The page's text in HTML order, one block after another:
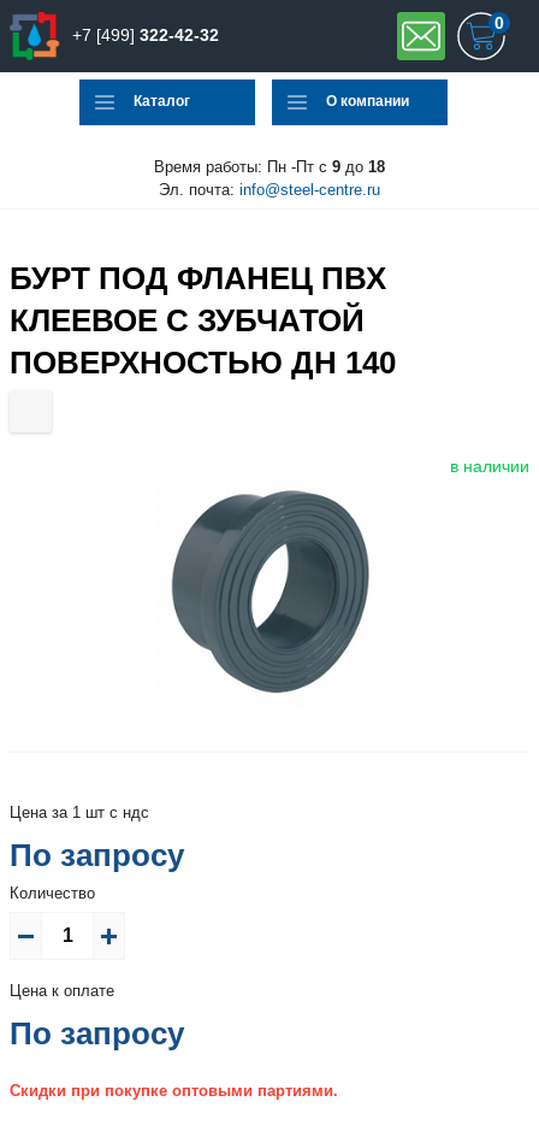
+7 [499] 322-42-32
0
Каталог О компании
Время работы: Пн -Пт с 9 до 18
Эл. почта: info@steel-centre.ru
БУРТ ПОД ФЛАНЕЦ ПВХ
КЛЕЕВОЕ С ЗУБЧАТОЙ
ПОВЕРХНОСТЬЮ ДН 140
в наличии
Цена за 1 шт с ндс
По запросу
Количество
Цена к оплате
По запросу
Скидки при покупке оптовыми партиями.